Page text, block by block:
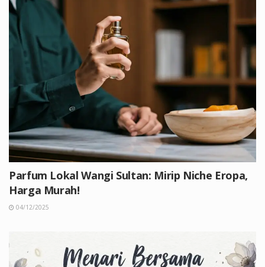
Parfum Lokal Wangi Sultan: Mirip Niche Eropa,
Harga Murah!
04/12/2025